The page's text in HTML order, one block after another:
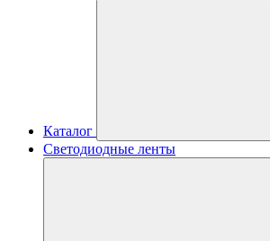
Каталог
Светодиодные ленты